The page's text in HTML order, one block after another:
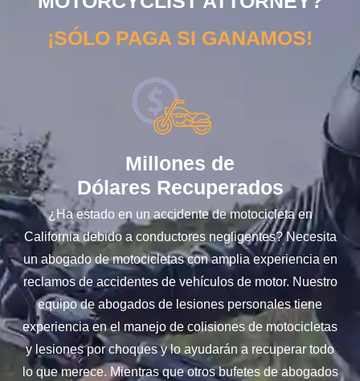
¡SÓLO PAGA SI GANAMOS!
Millones de
Dólares Recuperados
¿Ha estado en un accidente de motocicleta en
California debido a conductores negligentes? Necesita
un abogado de motocicletas con amplia experiencia en
reclamos de accidentes de vehículos de motor. Nuestro
equipo de abogados de lesiones personales tiene
experiencia en el manejo de colisiones de motocicletas
y lesiones por choques y lo ayudarán a recuperar todo
lo que merece. Mientras que otros bufetes de abogados